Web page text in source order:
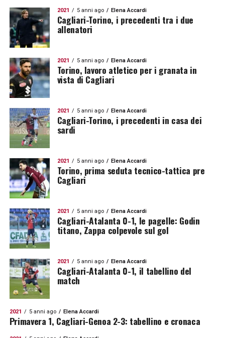
2021 5 anni ago Elena Accardi
Cagliari-Torino, i precedenti tra i due
allenatori
2021 5 anni ago Elena Accardi
Torino, lavoro atletico per i granata in
vista di Cagliari
2021 5 anni ago Elena Accardi
Cagliari-Torino, i precedenti in casa dei
sardi
2021 5 anni ago Elena Accardi
Torino, prima seduta tecnico-tattica pre
Cagliari
2021 5 anni ago Elena Accardi
Cagliari-Atalanta 0-1, le pagelle: Godin
titano, Zappa colpevole sul gol
2021 5 anni ago Elena Accardi
Cagliari-Atalanta 0-1, il tabellino del
match
2021 5 anni ago Elena Accardi
Primavera 1, Cagliari-Genoa 2-3: tabellino e cronaca